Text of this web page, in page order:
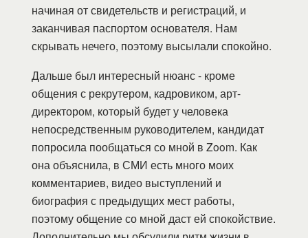
начиная от свидетельств и регистраций, и
заканчивая паспортом основателя. Нам
скрывать нечего, поэтому высылали спокойно.
Дальше был интересный нюанс - кроме
общения с рекрутером, кадровиком, арт-
директором, который будет у человека
непосредственным руководителем, кандидат
попросила пообщаться со мной в Zoom. Как
она объяснила, в СМИ есть много моих
комментариев, видео выступлений и
биография с предыдущих мест работы,
поэтому общение со мной даст ей спокойствие.